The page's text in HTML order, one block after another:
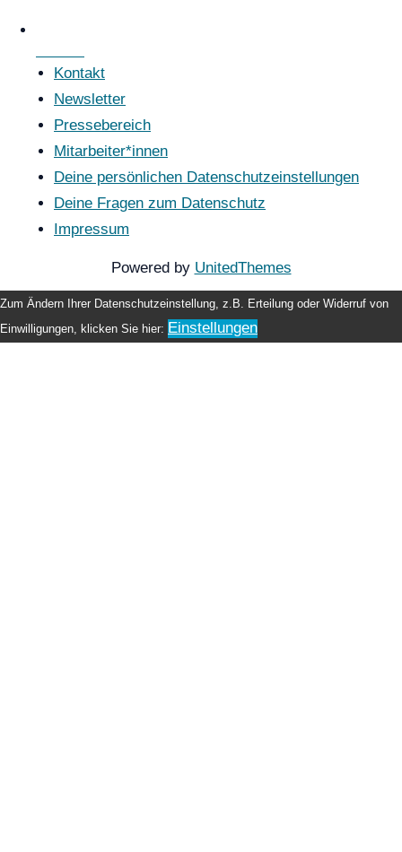
Kontakt
Newsletter
Pressebereich
Mitarbeiter*innen
Deine persönlichen Datenschutzeinstellungen
Deine Fragen zum Datenschutz
Impressum
Powered by UnitedThemes
Zum Ändern Ihrer Datenschutzeinstellung, z.B. Erteilung oder Widerruf von
Einwilligungen, klicken Sie hier: Einstellungen